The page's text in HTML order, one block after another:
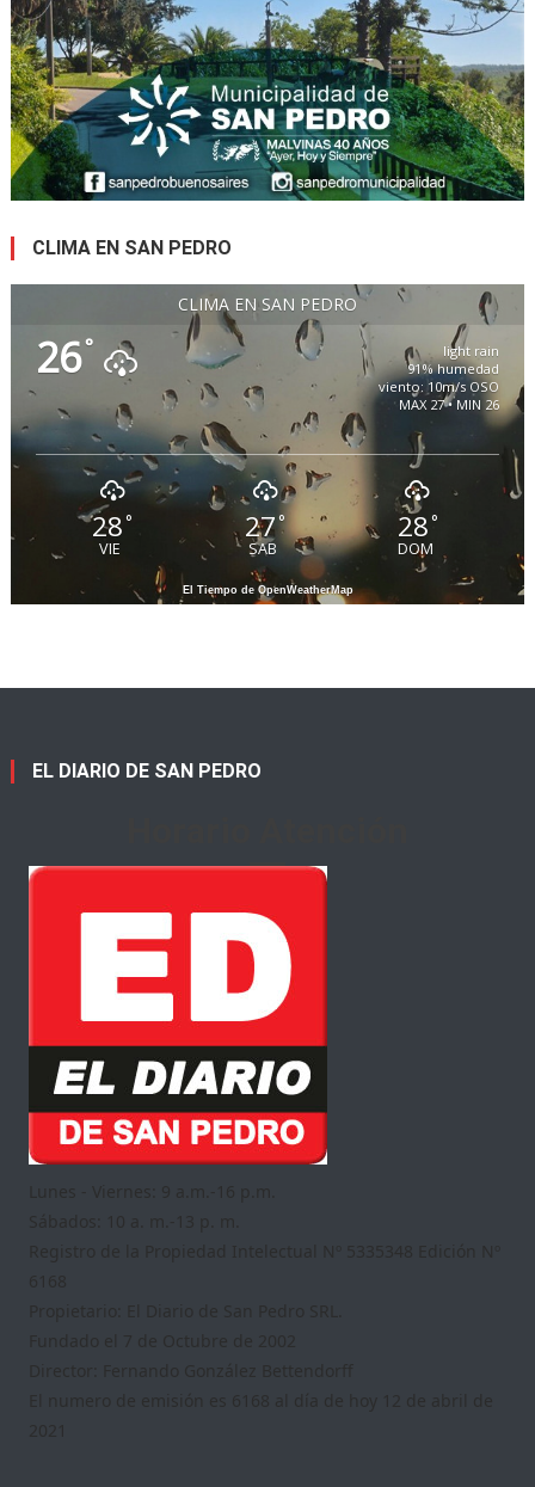
CLIMA EN SAN PEDRO
CLIMA EN SAN PEDRO
26°
light rain
91% humedad
viento: 10m/s OSO
MAX 27 • MIN 26
28°
VIE
27 °
SAB
28°
DOM
El Tiempo de OpenWeatherMap
EL DIARIO DE SAN PEDRO
Lunes - Viernes: 9 a.m.-16 p.m.
Sábados: 10 a. m.-13 p. m.
Registro de la Propiedad Intelectual Nº 5335348 Edición Nº
6168
Propietario: El Diario de San Pedro SRL.
Fundado el 7 de Octubre de 2002
Director: Fernando González Bettendorff
El numero de emisión es 6168 al día de hoy 12 de abril de
2021